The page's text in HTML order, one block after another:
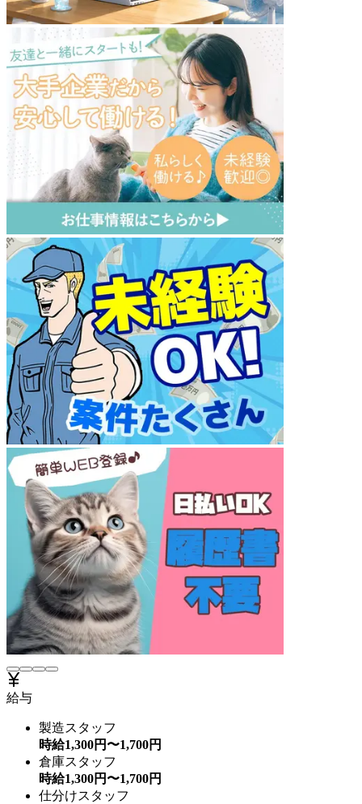
給与
製造スタッフ
時給1,300円〜1,700円
倉庫スタッフ
時給1,300円〜1,700円
仕分けスタッフ